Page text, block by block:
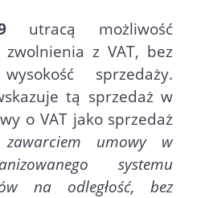
utracą możliwość
zwolnienia z VAT, bez
sprzedaży.
tą sprzedaż w
o VAT jako sprzedaż
umowy w
systemu
na odległość, bez